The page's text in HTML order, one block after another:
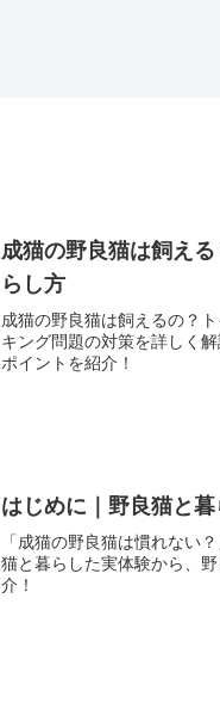
成猫の野良猫は飼え
らし方
成猫の野良猫は飼えるの？
キング問題の対策を詳しく
ポイントを紹介！
はじめに｜野良猫と
「成猫の野良猫は慣れない
猫と暮らした実体験から、
介！